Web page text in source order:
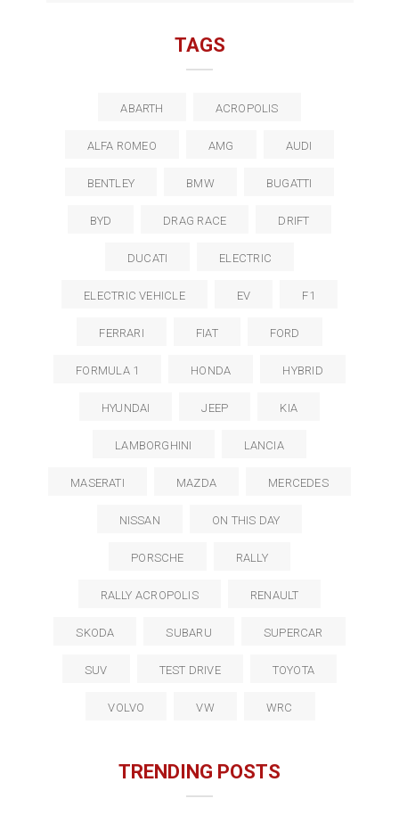
TAGS
ABARTH ACROPOLIS
ALFA ROMEO AMG AUDI
BENTLEY BMW BUGATTI
BYD DRAG RACE DRIFT
DUCATI ELECTRIC
ELECTRIC VEHICLE EV F1
FERRARI FIAT FORD
FORMULA 1 HONDA HYBRID
HYUNDAI JEEP KIA
LAMBORGHINI LANCIA
MASERATI MAZDA MERCEDES
NISSAN ON THIS DAY
PORSCHE RALLY
RALLY ACROPOLIS RENAULT
SKODA SUBARU SUPERCAR
SUV TEST DRIVE TOYOTA
VOLVO VW WRC
TRENDING POSTS